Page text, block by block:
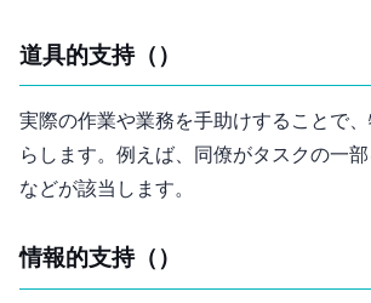
2. 道具的支持（Instrumental Support）
実際の作業や業務を手助けすることで
らします。例えば、同僚がタスクの一
などが該当します。
3. 情報的支持（Informational Support）